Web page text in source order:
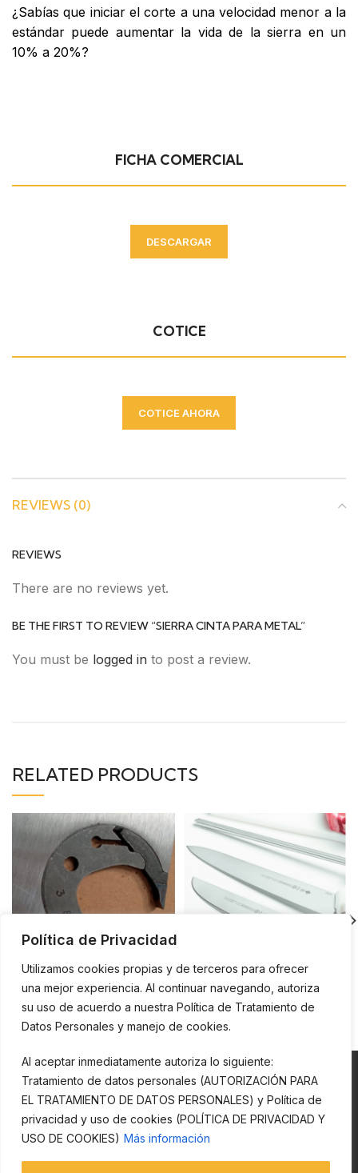
Política de Privacidad
Utilizamos cookies propias y de terceros para ofrecer
una mejor experiencia. Al continuar navegando, autoriza
su uso de acuerdo a nuestra Política de Tratamiento de
Datos Personales y manejo de cookies.
Al aceptar inmediatamente autoriza lo siguiente:
Tratamiento de datos personales (AUTORIZACIÓN PARA
EL TRATAMIENTO DE DATOS PERSONALES) y Política de
privacidad y uso de cookies (POLÍTICA DE PRIVACIDAD Y
USO DE COOKIES) Más información
¿Sabías que iniciar el corte a una velocidad menor a la
estándar puede aumentar la vida de la sierra en un
10% a 20%?
FICHA COMERCIAL
DESCARGAR
COTICE
COTICE AHORA
REVIEWS (0)
REVIEWS
There are no reviews yet.
BE THE FIRST TO REVIEW “SIERRA CINTA PARA METAL”
You must be logged in to post a review.
RELATED PRODUCTS
DIENTES Y MEDIALUNAS
CUCHILLOS Y
ACCESORIOS
Esta página y todos sus contenidos son propiedad de CECOMEX S.A.
Está prohibida la reproducción, copia o explotación en su totalidad o